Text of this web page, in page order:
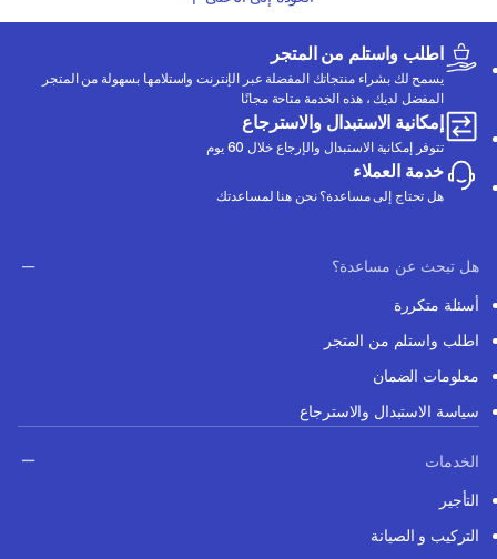
اطلب واستلم من المتجر
يسمح لك بشراء منتجاتك المفضلة عبر الإنترنت واستلامها بسهولة من المتجر
المفضل لديك ، هذه الخدمة متاحة مجانًا
إمكانية الاستبدال والاسترجاع
تتوفر إمكانية الاستبدال والإرجاع خلال 60 يوم
خدمة العملاء
هل تحتاج إلى مساعدة؟ نحن هنا لمساعدتك
هل تبحث عن مساعدة؟
أسئلة متكررة
اطلب واستلم من المتجر
معلومات الضمان
سياسة الاستبدال والاسترجاع
الخدمات
التأجير
التركيب و الصيانة